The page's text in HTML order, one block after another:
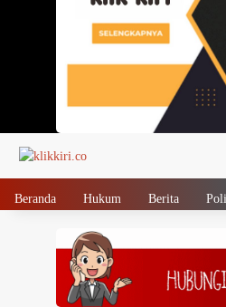
Beranda Hukum Berita